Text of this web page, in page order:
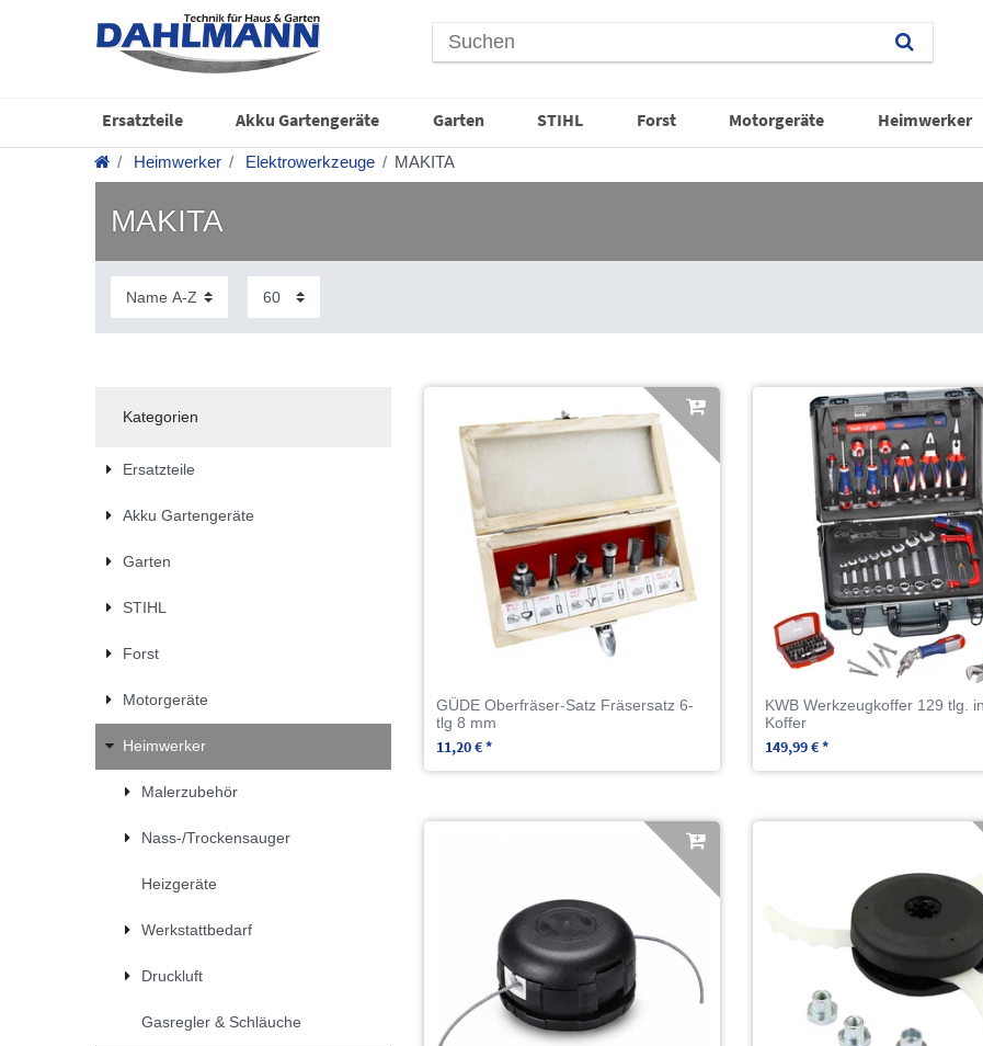
Ersatzteile Akku Gartengeräte Garten STIHL Forst Motorgeräte Heimwerker
Heimwerker Elektrowerkzeuge MAKITA
MAKITA
Kategorien
Ersatzteile
Akku Gartengeräte
Garten
STIHL
Forst
Motorgeräte
Heimwerker
Malerzubehör
Nass-/Trockensauger
Heizgeräte
Werkstattbedarf
Druckluft
Gasregler & Schläuche
GÜDE Oberfräser-Satz Fräsersatz 6-
tlg 8 mm
11,20 € *
KWB Werkzeugkoffer 129 tlg.
Koffer
149,99 € *